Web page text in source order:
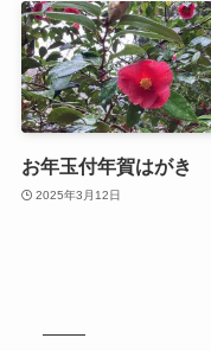
お年玉付年賀はがき
2025年3月12日